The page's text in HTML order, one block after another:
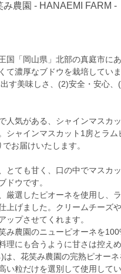
み農園 - HANAEMI FARM -
国「岡山県」北部の真庭市に
て濃厚なブドウを栽培していま
す美味しさ、(2)安全・安心
人気がある、シャインマスカ
シャインマスカット1房とラ
お届けいたします。
とても甘く、口の中でマスカ
ドウです。
厳選したピオーネを使用し、
上げました。クリームチーズ
ップさせてくれます。
み農園のニューピオーネを
理にも合うように甘さは控えめ
、花笑み農園の完熟ピオー
い粒だけを選別して使用して